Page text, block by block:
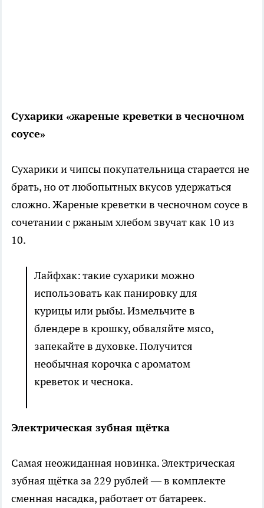
Сухарики «жареные креветки в чесночном
соусе»
Сухарики и чипсы покупательница старается не
брать, но от любопытных вкусов удержаться
сложно. Жареные креветки в чесночном соусе в
сочетании с ржаным хлебом звучат как 10 из
10.
Лайфхак: такие сухарики можно
использовать как панировку для
курицы или рыбы. Измельчите в
блендере в крошку, обваляйте мясо,
запекайте в духовке. Получится
необычная корочка с ароматом
креветок и чеснока.
Электрическая зубная щётка
Самая неожиданная новинка. Электрическая
зубная щётка за 229 рублей — в комплекте
сменная насадка, работает от батареек.